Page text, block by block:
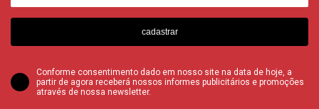
cadastrar
Conforme consentimento dado em nosso site na data de hoje, a
partir de agora receberá nossos informes publicitários e promoções
através de nossa newsletter.